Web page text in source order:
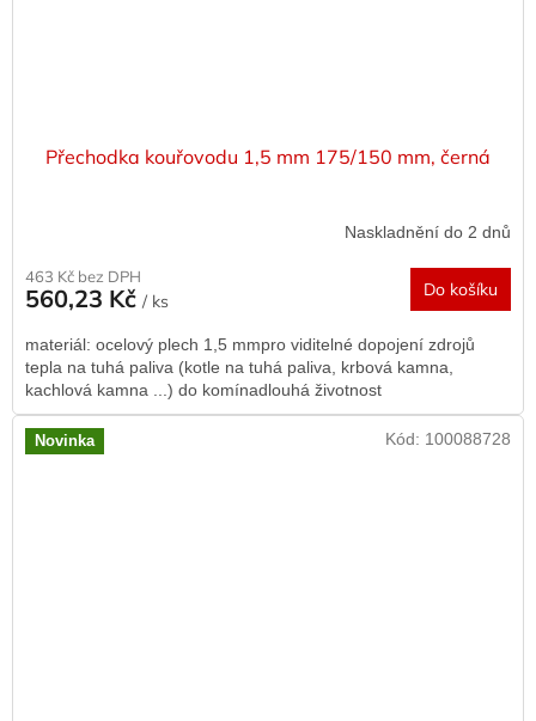
Přechodka kouřovodu 1,5 mm 175/150 mm, černá
Naskladnění do 2 dnů
463 Kč bez DPH
560,23 Kč / ks
Do košíku
materiál: ocelový plech 1,5 mmpro viditelné dopojení zdrojů
tepla na tuhá paliva (kotle na tuhá paliva, krbová kamna,
kachlová kamna ...) do komínadlouhá životnost
Novinka Kód: 100088728